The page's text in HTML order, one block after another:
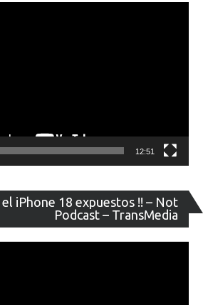
12:51
iPhone 18 expuestos !! – Not
Podcast – TransMedia
de